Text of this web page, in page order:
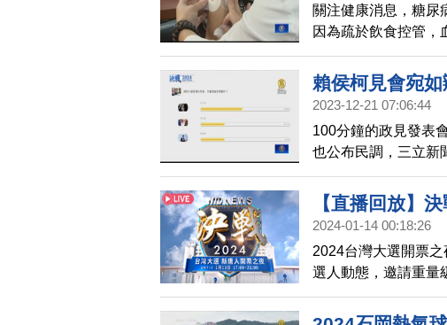
關注健康消息，糖尿
因為疏於飲食控管，
刺的血糖測量，而是
片，就能24小時連續
楚看到，每種類型食
賴侯柯見會宛
2023-12-21 07:06:44
100分鐘的政見發表
也公布民調，三立新
較好，4成7的網友傾
有5成1的網友覺得
另外，Nownews也
一公布。
【直播回放】
2024-01-14 00:18:26
2024台灣大選開票
選人動態，邀請重量